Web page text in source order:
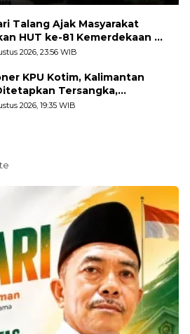
Talang Ajak Masyarakat
HUT ke-81 Kemerdekaan RI
Bendera Merah
2026, 23:56 WIB
KPU Kotim, Kalimantan
Tersangka,
ditaksir 10 Milyard
2026, 19:35 WIB